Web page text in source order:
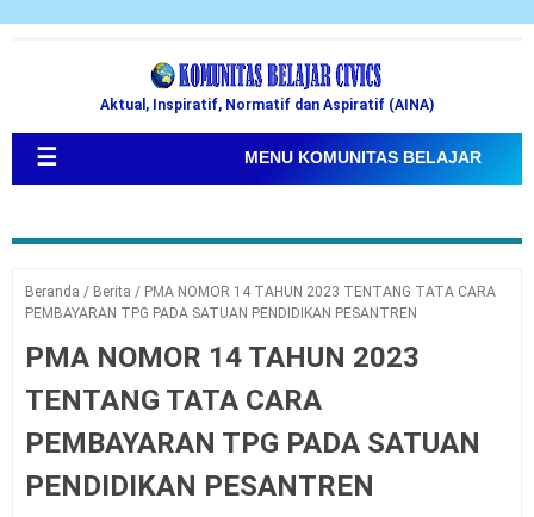
Aktual, Inspiratif, Normatif dan Aspiratif (AINA)
☰ MENU KOMUNITAS BELAJAR
Beranda / Berita / PMA NOMOR 14 TAHUN 2023 TENTANG TATA CARA
PEMBAYARAN TPG PADA SATUAN PENDIDIKAN PESANTREN
PMA NOMOR 14 TAHUN 2023
TENTANG TATA CARA
PEMBAYARAN TPG PADA SATUAN
PENDIDIKAN PESANTREN